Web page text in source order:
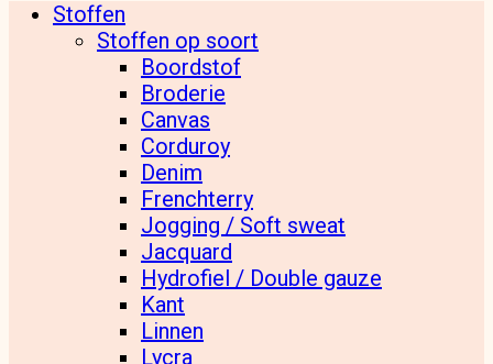
Stoffen
Stoffen op soort
Boordstof
Broderie
Canvas
Corduroy
Denim
Frenchterry
Jogging / Soft sweat
Jacquard
Hydrofiel / Double gauze
Kant
Linnen
Lycra